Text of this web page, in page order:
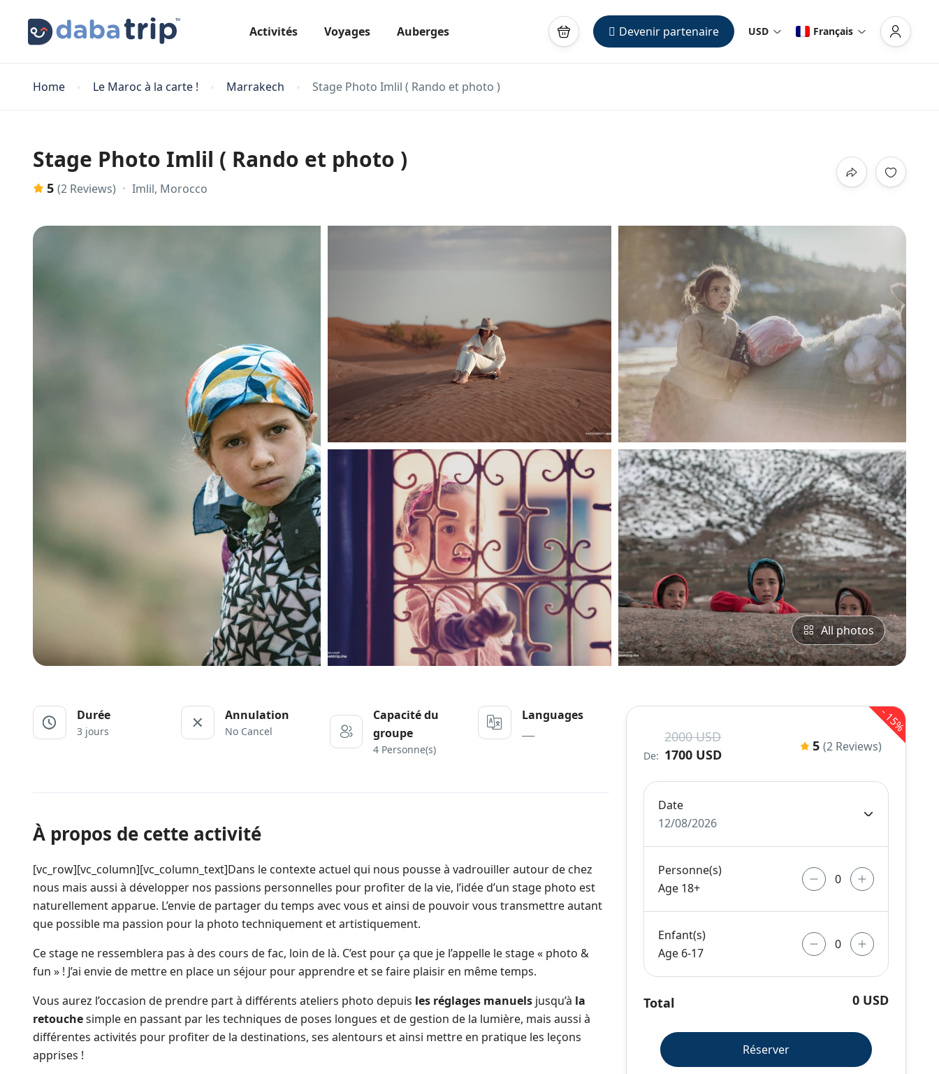
Activités Voyages Auberges Devenir partenaire USD Français
Home Le Maroc à la carte ! Marrakech Stage Photo Imlil ( Rando et photo )
Stage Photo Imlil ( Rando et photo )
5 (2 Reviews) Imlil, Morocco
All photos
Durée
3 jours
Annulation
No Cancel
Capacité du
groupe
4 Personne(s)
Languages
À propos de cette activité
[vc_row][vc_column][vc_column_text]Dans le contexte actuel qui nous pousse à vadrouiller autour de chez
nous mais aussi à développer nos passions personnelles pour profiter de la vie, l’idée d’un stage photo est
naturellement apparue. L’envie de partager du temps avec vous et ainsi de pouvoir vous transmettre autant
que possible ma passion pour la photo techniquement et artistiquement.
Ce stage ne ressemblera pas à des cours de fac, loin de là. C’est pour ça que je l’appelle le stage « photo &
fun » ! J’ai envie de mettre en place un séjour pour apprendre et se faire plaisir en même temps.
Vous aurez l’occasion de prendre part à différents ateliers photo depuis les réglages manuels jusqu’à la
retouchesimple en passant par les techniques de poses longues et de gestion de la lumière, mais aussi à
différentes activités pour profiter de la destinations, ses alentours et ainsi mettre en pratique les leçons
apprises !
-
15%
De:
2000 USD
1700 USD
5 (2 Reviews)
Date
12/08/2026
Personne(s)
Age 18+
Enfant(s)
Age 6-17
Total 0 USD
Réserver